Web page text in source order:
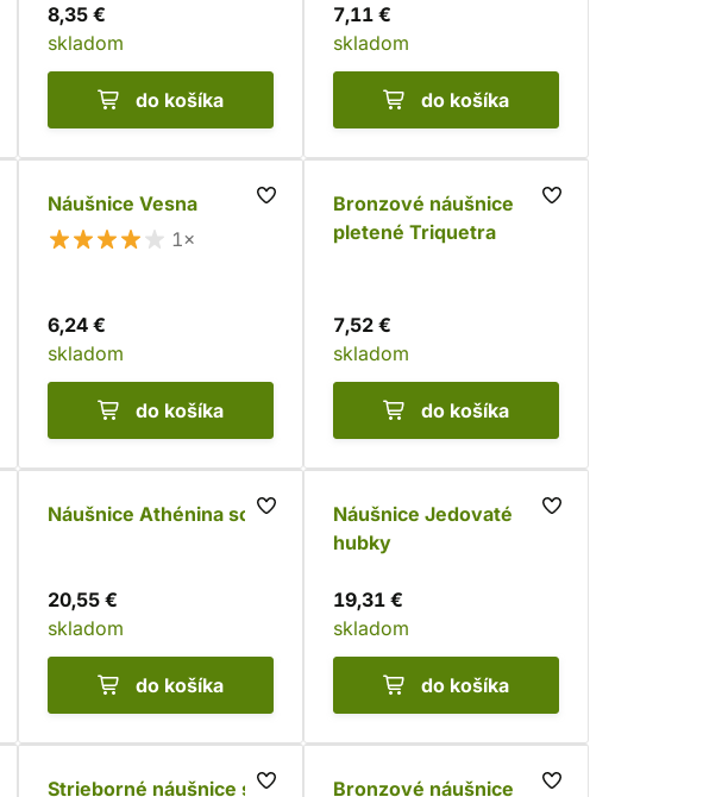
8,35 €
skladom
do košíka
7,11 €
skladom
do košíka
Náušnice Vesna
1×
6,24 €
skladom
do košíka
Bronzové náušnice
pletené Triquetra
7,52 €
skladom
do košíka
Náušnice Athénina sova
20,55 €
skladom
do košíka
Náušnice Jedovaté
hubky
19,31 €
skladom
do košíka
Strieborné náušnice s
Bronzové náušnice